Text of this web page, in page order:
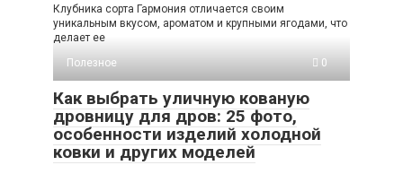
Клубника сорта Гармония отличается своим
уникальным вкусом, ароматом и крупными ягодами, что
делает ее
Полезное
0
Как выбрать уличную кованую
дровницу для дров: 25 фото,
особенности изделий холодной
ковки и других моделей